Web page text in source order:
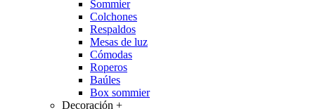
Sommier
Colchones
Respaldos
Mesas de luz
Cómodas
Roperos
Baúles
Box sommier
Decoración +